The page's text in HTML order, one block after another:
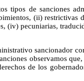
tipos de sanciones
(ii) restrictivas
(iv) pecuniarias,
sancionador
observamos
de los